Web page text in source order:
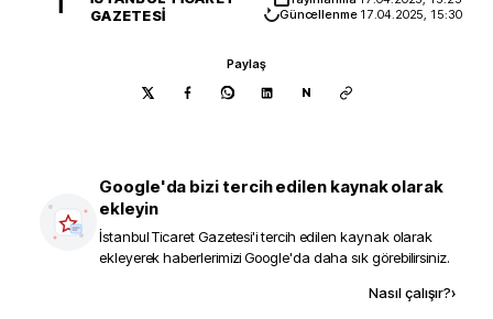
İ
GAZETESI
Güncellenme 17.04.2025, 15:30
Paylaş
N
Google'da bizi tercih edilen kaynak olarak
ekleyin
İstanbul Ticaret Gazetesi'i tercih edilen kaynak olarak
ekleyerek haberlerimizi Google'da daha sık görebilirsiniz.
Nasıl çalışır?›